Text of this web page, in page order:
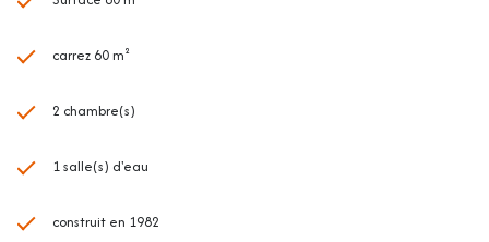
vente) Les informations sur les risques auxquels ce bien est exposé sont
carrez 60 m²
2 chambre(s)
1 salle(s) d'eau
construit en 1982